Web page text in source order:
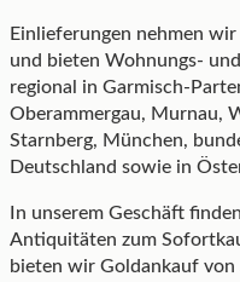
Einlieferungen nehmen
und bieten Wohnungs-
regional in Garmisch-
Oberammergau, Murnau,
Starnberg, München,
Deutschland sowie in
In unserem Geschäft
Antiquitäten zum
bieten wir Goldankauf